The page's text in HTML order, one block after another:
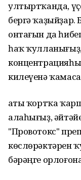
ултыртҡанда,
бергә ҡаҙыйҙар.
онтағын да
һаҡ
килеүенә
Ҡаты ҡортҡа
алаһығыҙ,
"Провотокс"
көслөрәктәрен
бәрәңге